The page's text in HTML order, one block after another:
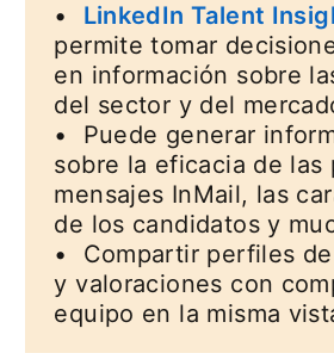
• LinkedIn Talent
permite tomar
en información sobre
del sector y del
• Puede generar
sobre la eficacia de las
mensajes InMail, las
de los candidatos y
• Compartir perfiles
y valoraciones con
equipo en la misma